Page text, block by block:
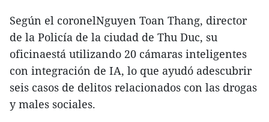
Según el coronelNguyen Toan Thang, director
de la Policía de la ciudad de Thu Duc, su
oficinaestá utilizando 20 cámaras inteligentes
con integración de IA, lo que ayudó adescubrir
seis casos de delitos relacionados con las drogas
y males sociales.